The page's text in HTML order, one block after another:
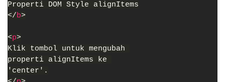
Properti DOM Style alignItems
</b>
<p>
Klik tombol untuk mengubah
properti alignItems ke
'center'.